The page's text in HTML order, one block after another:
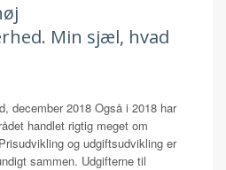
Min sjæl, hvad
december 2018 Også i 2018 har
handlet rigtig meget om
og udgiftsudvikling er
sammen. Udgifterne til